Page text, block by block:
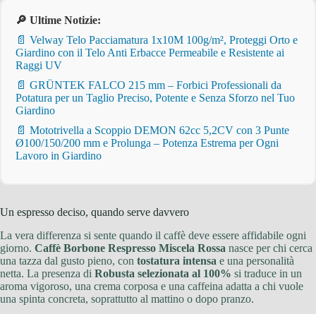
🔎 Ultime Notizie:
📄 Velway Telo Pacciamatura 1x10M 100g/m², Proteggi Orto e
Giardino con il Telo Anti Erbacce Permeabile e Resistente ai
Raggi UV
📄 GRÜNTEK FALCO 215 mm – Forbici Professionali da
Potatura per un Taglio Preciso, Potente e Senza Sforzo nel Tuo
Giardino
📄 Mototrivella a Scoppio DEMON 62cc 5,2CV con 3 Punte
Ø100/150/200 mm e Prolunga – Potenza Estrema per Ogni
Lavoro in Giardino
Un espresso deciso, quando serve davvero
La vera differenza si sente quando il caffè deve essere affidabile ogni
giorno. Caffè Borbone Respresso Miscela Rossa nasce per chi cerca
una tazza dal gusto pieno, con tostatura intensa e una personalità
netta. La presenza di Robusta selezionata al 100% si traduce in un
aroma vigoroso, una crema corposa e una caffeina adatta a chi vuole
una spinta concreta, soprattutto al mattino o dopo pranzo.